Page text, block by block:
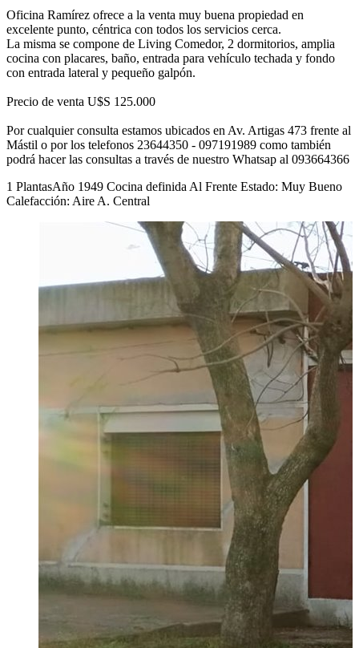
Oficina Ramírez ofrece a la venta muy buena propiedad en
excelente punto, céntrica con todos los servicios cerca.
La misma se compone de Living Comedor, 2 dormitorios, amplia
cocina con placares, baño, entrada para vehículo techada y fondo
con entrada lateral y pequeño galpón.
Precio de venta U$S 125.000
Por cualquier consulta estamos ubicados en Av. Artigas 473 frente al
Mástil o por los telefonos 23644350 - 097191989 como también
podrá hacer las consultas a través de nuestro Whatsap al 093664366
1 PlantasAño 1949 Cocina definida Al Frente Estado: Muy Bueno
Calefacción: Aire A. Central